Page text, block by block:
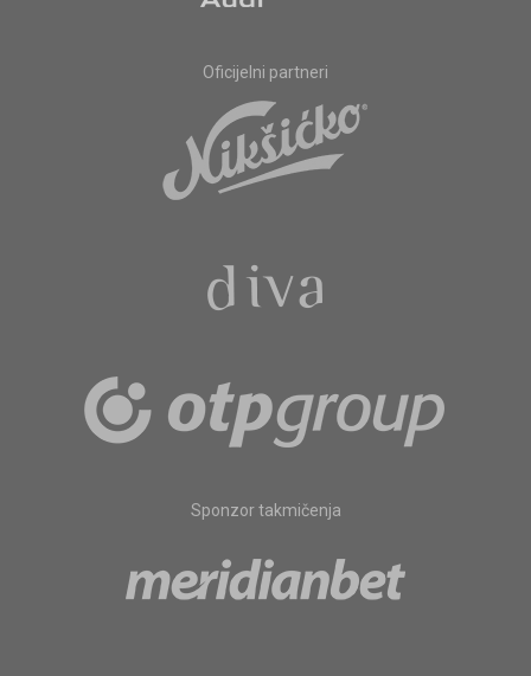
Oficijelni partneri
Sponzor takmičenja